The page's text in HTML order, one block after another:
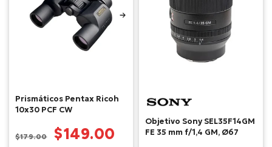
Prismáticos Pentax Ricoh
10x30 PCF CW
$179.00 $149.00
Objetivo Sony SEL35F14GM
FE 35 mm f/1,4 GM, Ø67